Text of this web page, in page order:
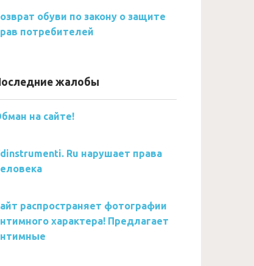
обуви по закону о защите
потребителей
жалобы
на сайте!
Ru нарушает права
распространяет фотографии
характера! Предлагает